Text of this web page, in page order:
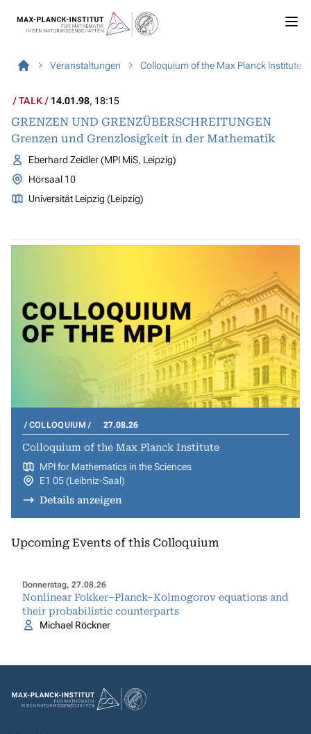
Veranstaltungen Colloquium of the Max Planck Institute
TALK 14.01.98, 18:15
GRENZEN UND GRENZÜBERSCHREITUNGEN
Grenzen und Grenzlosigkeit in der Mathematik
Eberhard Zeidler (MPI MiS, Leipzig)
Hörsaal 10
Universität Leipzig (Leipzig)
COLLOQUIUM 27.08.26
Colloquium of the Max Planck Institute
MPI for Mathematics in the Sciences
E1 05 (Leibniz-Saal)
Details anzeigen
Upcoming Events of this Colloquium
Donnerstag, 27.08.26
Nonlinear Fokker–Planck–Kolmogorov equations and
their probabilistic counterparts
Michael Röckner